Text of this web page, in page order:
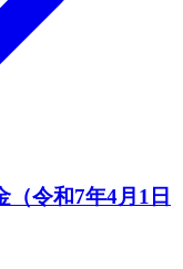
令和7年4月1日